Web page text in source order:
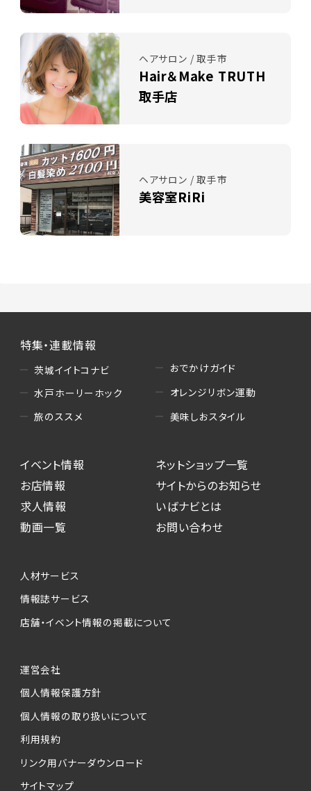
ヘアサロン / 取手市
Hair＆Make TRUTH
取手店
ヘアサロン / 取手市
美容室RiRi
特集・連載情報
茨城イイトコナビ
水戸ホーリーホック
旅のススメ
おでかけガイド
オレンジリボン運動
美味しおスタイル
イベント情報
お店情報
求人情報
動画一覧
ネットショップ一覧
サイトからのお知らせ
いばナビとは
お問い合わせ
人材サービス
情報誌サービス
店舗・イベント情報の掲載について
運営会社
個人情報保護方針
個人情報の取り扱いについて
利用規約
リンク用バナーダウンロード
サイトマップ